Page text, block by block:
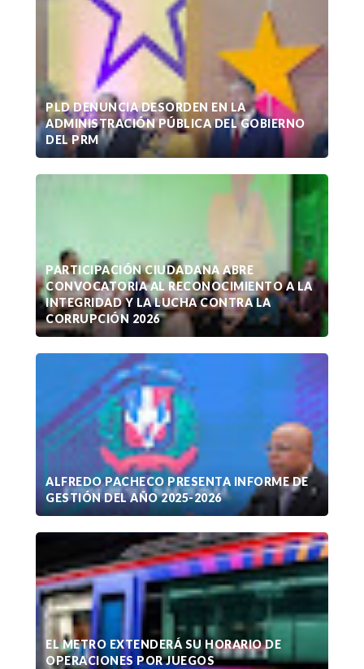
PLD DENUNCIA DESORDEN EN LA
ADMINISTRACIÓN PÚBLICA DEL GOBIERNO
DEL PRM
PARTICIPACIÓN CIUDADANA ABRE
CONVOCATORIA AL RECONOCIMIENTO A LA
INTEGRIDAD Y LA LUCHA CONTRA LA
CORRUPCIÓN 2026
ALFREDO PACHECO PRESENTA INFORME DE
GESTIÓN DEL AÑO 2025-2026
EL METRO EXTENDERÁ SU HORARIO DE
OPERACIONES POR JUEGOS